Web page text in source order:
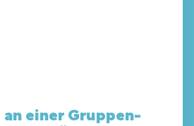
an einer Gruppen-